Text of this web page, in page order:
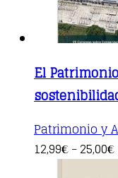
El
Patrimonio y
This
product
12,99€ – 25,00€